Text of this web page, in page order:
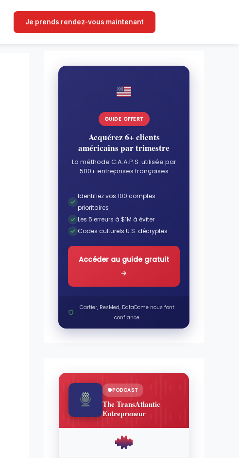
Je prends rendez-vous maintenant
GUIDE OFFERT
Acquérez 6+ clients
américains par trimestre
La méthode C.A.A.P.S. utilisée par
500+ entreprises françaises
Identifiez vos 100 comptes
prioritaires
Les 5 erreurs à $1M à éviter
Codes culturels U.S. décryptés
Accéder au guide gratuit
→
Cartier, ResMed, DataDome nous font
confiance
PODCAST
The TransAtlantic
Entrepreneur